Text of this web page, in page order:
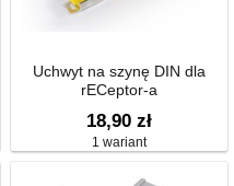
Uchwyt na szynę DIN dla
rECeptor-a
18,90 zł
1 wariant